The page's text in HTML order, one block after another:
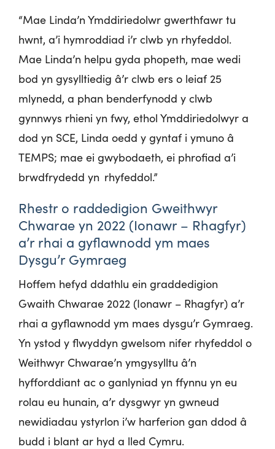
“Mae Linda’n Ymddiriedolwr gwerthfawr tu
hwnt, a’i hymroddiad i’r clwb yn rhyfeddol.
Mae Linda’n helpu gyda phopeth, mae wedi
bod yn gysylltiedig â’r clwb ers o leiaf 25
mlynedd, a phan benderfynodd y clwb
gynnwys rhieni yn fwy, ethol Ymddiriedolwyr a
dod yn SCE, Linda oedd y gyntaf i ymuno â
TEMPS; mae ei gwybodaeth, ei phrofiad a’i
brwdfrydedd yn rhyfeddol.”
Rhestr o raddedigion Gweithwyr
Chwarae yn 2022 (Ionawr – Rhagfyr)
a’r rhai a gyflawnodd ym maes
Dysgu’r Gymraeg
Hoffem hefyd ddathlu ein graddedigion
Gwaith Chwarae 2022 (Ionawr – Rhagfyr) a’r
rhai a gyflawnodd ym maes dysgu’r Gymraeg.
Yn ystod y flwyddyn gwelsom nifer rhyfeddol o
Weithwyr Chwarae’n ymgysylltu â’n
hyfforddiant ac o ganlyniad yn ffynnu yn eu
rolau eu hunain, a’r dysgwyr yn gwneud
newidiadau ystyrlon i’w harferion gan ddod â
budd i blant ar hyd a lled Cymru.